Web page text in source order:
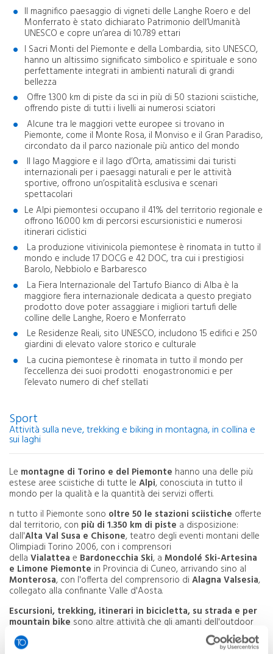
Il magnifico paesaggio di vigneti delle Langhe Roero e del
Monferrato è stato dichiarato Patrimonio dell’Umanità
UNESCO e copre un’area di 10.789 ettari
I Sacri Monti del Piemonte e della Lombardia, sito UNESCO,
hanno un altissimo significato simbolico e spirituale e sono
perfettamente integrati in ambienti naturali di grandi
bellezza
Offre 1.300 km di piste da sci in più di 50 stazioni sciistiche,
offrendo piste di tutti i livelli ai numerosi sciatori
Alcune tra le maggiori vette europee si trovano in
Piemonte, come il Monte Rosa, il Monviso e il Gran Paradiso,
circondato da il parco nazionale più antico del mondo
Il lago Maggiore e il lago d’Orta, amatissimi dai turisti
internazionali per i paesaggi naturali e per le attività
sportive, offrono un’ospitalità esclusiva e scenari
spettacolari
Le Alpi piemontesi occupano il 41% del territorio regionale e
offrono 16.000 km di percorsi escursionistici e numerosi
itinerari ciclistici
La produzione vitivinicola piemontese è rinomata in tutto il
mondo e include 17 DOCG e 42 DOC, tra cui i prestigiosi
Barolo, Nebbiolo e Barbaresco
La Fiera Internazionale del Tartufo Bianco di Alba è la
maggiore fiera internazionale dedicata a questo pregiato
prodotto dove poter assaggiare i migliori tartufi delle
colline delle Langhe, Roero e Monferrato
Le Residenze Reali, sito UNESCO, includono 15 edifici e 250
giardini di elevato valore storico e culturale
La cucina piemontese è rinomata in tutto il mondo per
l’eccellenza dei suoi prodotti enogastronomici e per
l’elevato numero di chef stellati
Sport
Attività sulla neve, trekking e biking in montagna, in collina e
sui laghi
Le montagne di Torino e del Piemonte hanno una delle più
estese aree sciistiche di tutte le Alpi, conosciuta in tutto il
mondo per la qualità e la quantità dei servizi offerti.
n tutto il Piemonte sono oltre 50 le stazioni sciistiche offerte
dal territorio, con più di 1.350 km di piste a disposizione:
dall'Alta Val Susa e Chisone, teatro degli eventi montani delle
Olimpiadi Torino 2006, con i comprensori
della Vialattea e Bardonecchia Ski, a Mondolé Ski-Artesina
e Limone Piemonte in Provincia di Cuneo, arrivando sino al
Monterosa, con l'offerta del comprensorio diAlagna Valsesia,
collegato alla confinante Valle d'Aosta.
Escursioni, trekking, itinerari in bicicletta, su strada e per
mountain bike sono altre attività che gli amanti dell'outdoor
possono praticare sul territorio. Lungo i 16.000 km di sentieri
escursionistici in paesaggi naturali di grande bellezza, come il